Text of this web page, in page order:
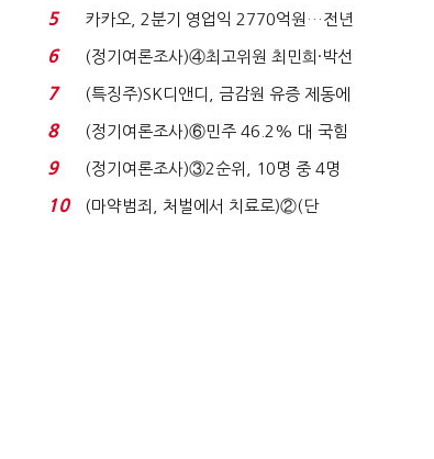
47.7%…일주일 만에 ...
5
카카오, 2분기 영업익 2770억원…전년
비 36% 증가...
6
(정기여론조사)④최고위원 최민희·박선
원 '양강'…서미...
7
(특징주)SK디앤디, 금감원 유증 제동에
장 초반 상한가...
8
(정기여론조사)⑥민주 46.2% 대 국힘
31.0%…오차범위 밖 ...
9
(정기여론조사)③2순위, 10명 중 4명
'송영길'…정청래 '한 ...
10
(마약범죄, 처벌에서 치료로)②(단